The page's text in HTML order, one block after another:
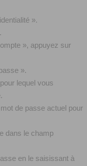
».
», appuyez sur
».
lequel vous
de passe actuel pour
dans le champ
en le saisissant à